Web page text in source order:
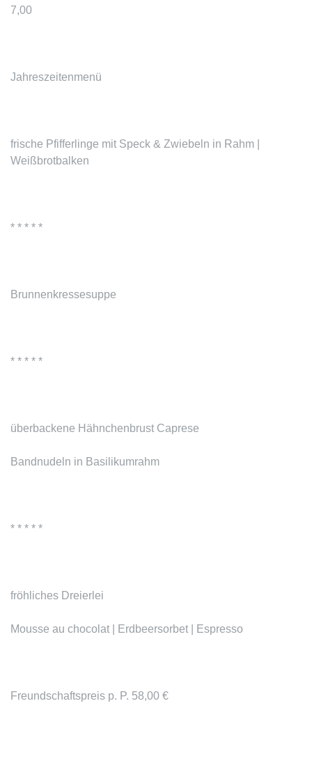
7,00
Jahreszeitenmenü
frische Pfifferlinge mit Speck & Zwiebeln in Rahm |
Weißbrotbalken
* * * * *
Brunnenkressesuppe
* * * * *
überbackene Hähnchenbrust Caprese
Bandnudeln in Basilikumrahm
* * * * *
fröhliches Dreierlei
Mousse au chocolat | Erdbeersorbet | Espresso
Freundschaftspreis p. P. 58,00 €